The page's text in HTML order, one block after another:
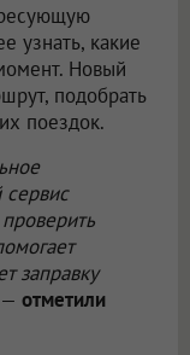
узнать, какие
Новый
подобрать
поездок.
заправку
— отметили